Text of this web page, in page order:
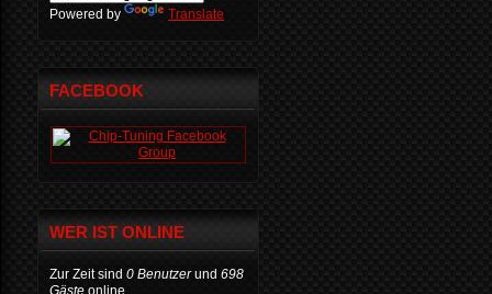
Powered by Translate
FACEBOOK
WER IST ONLINE
Zur Zeit sind 0 Benutzerund 698
Gäste online.